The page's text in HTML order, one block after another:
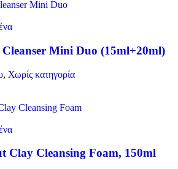
Mini Duo (15ml+20ml)
, Χωρίς κατηγορία
Clay Cleansing Foam, 150ml